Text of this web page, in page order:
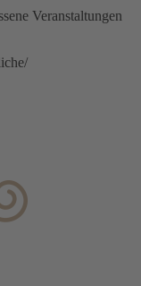
Veranstaltungen